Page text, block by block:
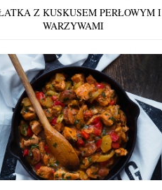
Z KUSKUSEM PERŁOWYM I
WARZYWAMI